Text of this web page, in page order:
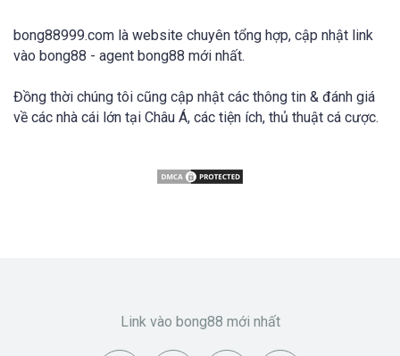
bong88999.com là website chuyên tổng hợp, cập nhật link
vào bong88 - agent bong88 mới nhất.
Đồng thời chúng tôi cũng cập nhật các thông tin & đánh giá
về các nhà cái lớn tại Châu Á, các tiện ích, thủ thuật cá cược.
Link vào bong88 mới nhất